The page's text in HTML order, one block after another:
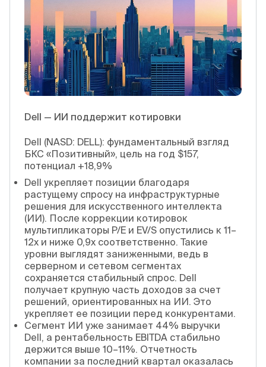
Dell — ИИ поддержит котировки
Dell (NASD: DELL): фундаментальный взгляд
БКС «Позитивный», цель на год $157,
потенциал +18,9%
Dell укрепляет позиции благодаря
растущему спросу на инфраструктурные
решения для искусственного интеллекта
(ИИ). После коррекции котировок
мультипликаторы P/E и EV/S опустились к 11–
12x и ниже 0,9x соответственно. Такие
уровни выглядят заниженными, ведь в
серверном и сетевом сегментах
сохраняется стабильный спрос. Dell
получает крупную часть доходов за счет
решений, ориентированных на ИИ. Это
укрепляет ее позиции перед конкурентами.
Сегмент ИИ уже занимает 44% выручки
Dell, а рентабельность EBITDA стабильно
держится выше 10–11%. Отчетность
компании за последний квартал оказалась